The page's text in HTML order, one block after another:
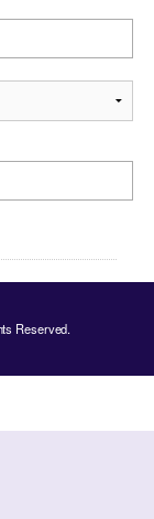
Reserved.